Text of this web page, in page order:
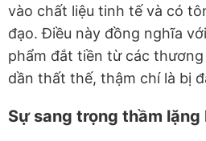
vào chất liệu tinh tế và có
đạo. Điều này đồng nghĩa
phẩm đắt tiền từ các
dần thất thế, thậm chí là bị
Sự sang trọng thầm lặng